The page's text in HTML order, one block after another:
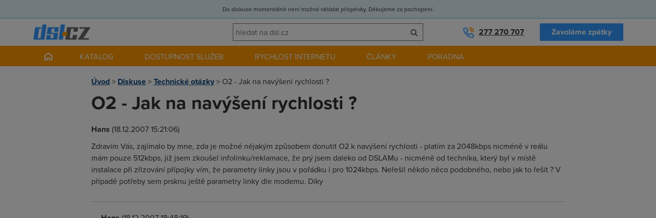
Do diskuse momentálně není možné vkládat příspěvky. Děkujeme za pochopení.
277 270 707 Zavoláme zpátky
KATALOG DOSTUPNOST SLUŽEB RYCHLOST INTERNETU ČLÁNKY PORADNA
Úvod> Diskuse>Technické otázky> O2 - Jak na navýšení rychlosti ?
O2 - Jak na navýšení rychlosti ?
Hans (18.12.2007 15:21:06)
Zdravím Vás, zajímalo by mne, zda je možné nějakým způsobem donutit O2 k navýšení rychlosti - platím za 2048kbps nicméně v reálu
mám pouze 512kbps, již jsem zkoušel infolinku/reklamace, že prý jsem daleko od DSLAMu - nicméně od technika, který byl v místě
instalace při zřizování přípojky vím, že parametry linky jsou v pořádku i pro 1024kbps. Neřešil někdo něco podobného, nebo jak to řešit ? V
případě potřeby sem prsknu ještě parametry linky dle modemu. Díky